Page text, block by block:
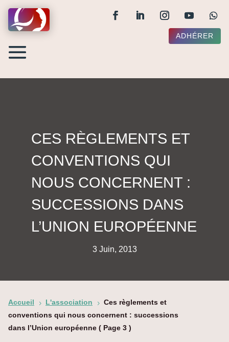
ADHÉRER
CES RÈGLEMENTS ET
CONVENTIONS QUI
NOUS CONCERNENT :
SUCCESSIONS DANS
L’UNION EUROPÉENNE
3 Juin, 2013
Accueil 5 L'association 5 Ces règlements et
conventions qui nous concernent : successions
dans l’Union européenne ( Page 3 )